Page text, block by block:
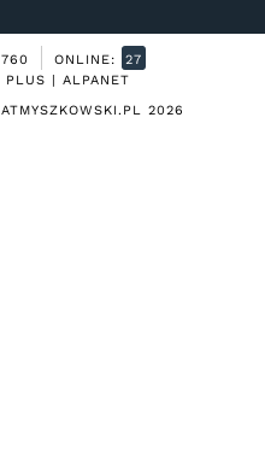
ONLINE: 27
2026
| ALPANET